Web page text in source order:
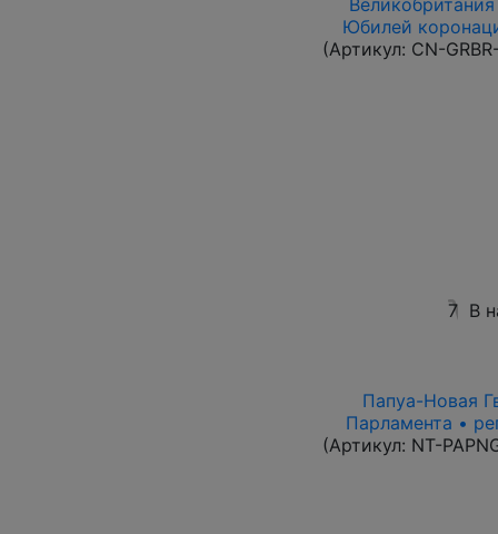
Юбилей
(Артикул: CN-
7 В
Папуа-Новая
Парламента •
(Артикул: NT-